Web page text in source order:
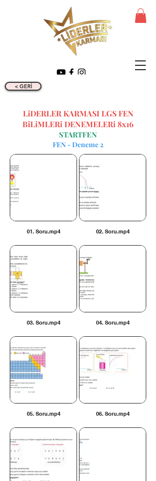
< GERİ
LiDERLER KARMASI LGS FEN
BiLiMLERi DENEMELERi 8x16
STARTFEN
FEN - Deneme 2
01. Soru.mp4 02. Soru.mp4
03. Soru.mp4 04. Soru.mp4
05. Soru.mp4 06. Soru.mp4